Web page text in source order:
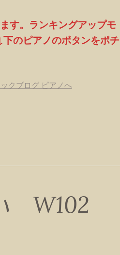
す。ランキングアップモ
のピアノのボタンをポチ
W102